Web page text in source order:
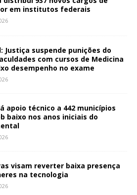
em institutos federais
Justiça suspende punições do
com cursos de Medicina
desempenho no exame
apoio técnico a 442 municípios
baixo nos anos iniciais do
visam reverter baixa presença
na tecnologia